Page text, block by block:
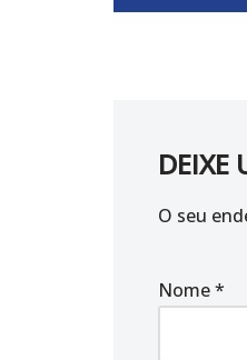
DEIXE
O seu
Nome*